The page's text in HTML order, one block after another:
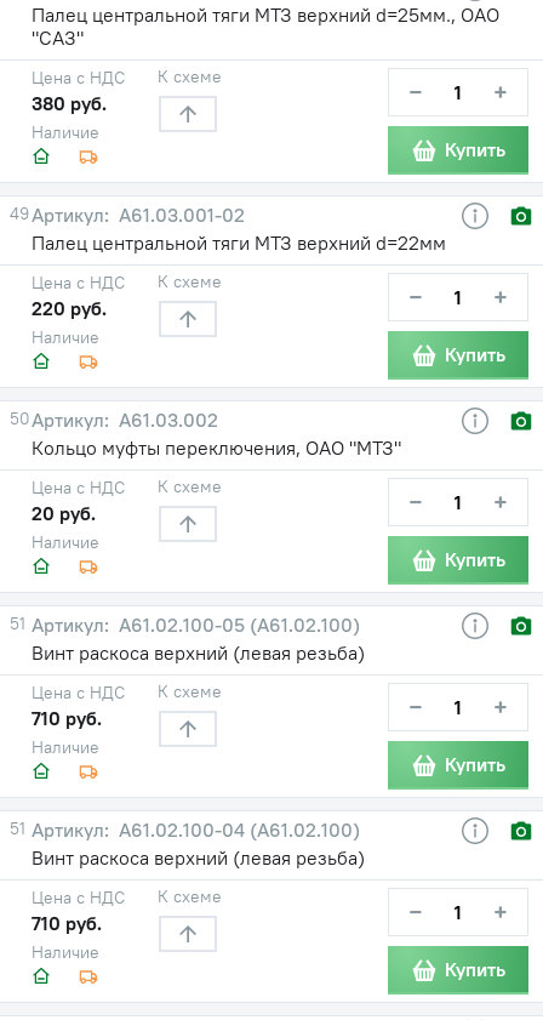
Палец центральной тяги МТЗ верхний d=25мм., ОАО
"САЗ"
Наличие
Цена с НДС
380 руб.
К схеме − +
Купить
49
А61.03.001-02
Палец центральной тяги МТЗ верхний d=22мм
Наличие
Цена с НДС
220 руб.
К схеме − +
Купить
50
А61.03.002
Кольцо муфты переключения, ОАО "МТЗ"
Наличие
Цена с НДС
20 руб.
К схеме − +
Купить
51
А61.02.100-05 (А61.02.100)
Винт раскоса верхний (левая резьба)
Наличие
Цена с НДС
710 руб.
К схеме − +
Купить
51
А61.02.100-04 (А61.02.100)
Винт раскоса верхний (левая резьба)
Наличие
Цена с НДС
710 руб.
К схеме − +
Купить